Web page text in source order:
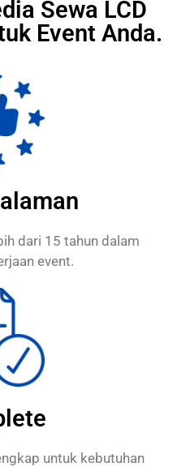
Sewa LCD
Event Anda.
dari 15 tahun dalam
event.
untuk kebutuhan